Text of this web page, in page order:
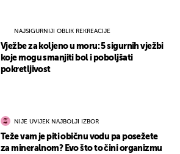
NAJSIGURNIJI OBLIK REKREACIJE
Vježbe za koljeno u moru: 5 sigurnih vježbi
koje mogu smanjiti bol i poboljšati
pokretljivost
NIJE UVIJEK NAJBOLJI IZBOR
Teže vam je piti običnu vodu pa posežete
za mineralnom? Evo što to čini organizmu